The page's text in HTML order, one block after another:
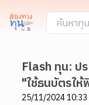
Flash ทุน: ป
"ใช้ธนบัตรใ
25/11/2024 10:33